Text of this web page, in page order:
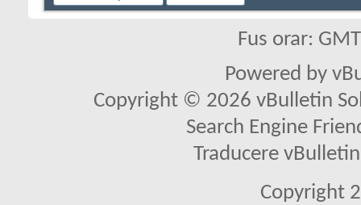
Fus orar:
Powered by
Copyright © 2026 vBulletin
Search Engine
Traducere
Copyright